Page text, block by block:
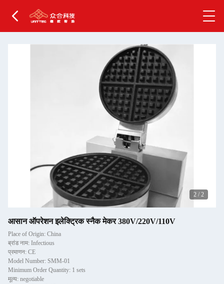
2 / 2
आसान ऑपरेशन इलेक्ट्रिक स्नैक मेकर 380V/220V/110V
Place of Origin: China
ब्रांड नाम: Infectious
प्रमाणन: CE
Model Number: SMM-01
Minimum Order Quantity: 1 sets
मूल्य: negotiable